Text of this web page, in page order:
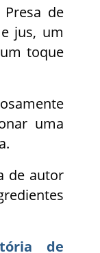
Presa de
jus, um
toque
uma
de autor
de